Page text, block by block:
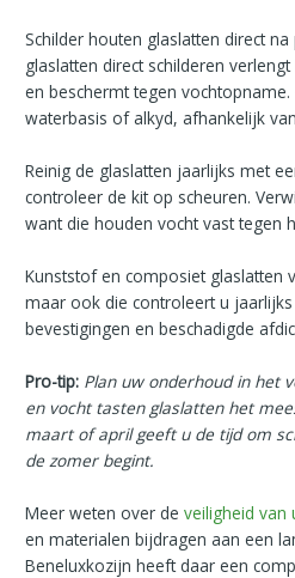
Schilder houten glaslatten direct
glaslatten direct schilderen
en beschermt tegen
waterbasis of alkyd, afhankelijk
Reinig de glaslatten jaarlijks met
controleer de kit op scheuren.
want die houden vocht vast tegen
Kunststof en composiet glaslatten
maar ook die controleert u
bevestigingen en beschadigde
Pro-tip: Plan uw onderhoud in het
en vocht tasten glaslatten het
maart of april geeft u de tijd om
de zomer begint.
Meer weten over deveiligheid van
en materialen bijdragen aan een
Beneluxkozijn heeft daar een